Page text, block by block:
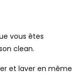
vous êtes
clean.
et laver en même